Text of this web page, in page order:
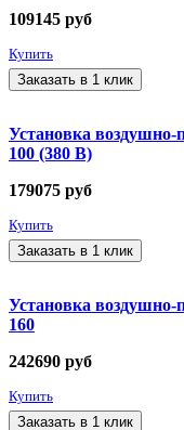
109145 руб
Купить
Заказать в 1 клик
Установка
100 (380 В)
179075 руб
Купить
Заказать в 1 клик
Установка
160
242690 руб
Купить
Заказать в 1 клик